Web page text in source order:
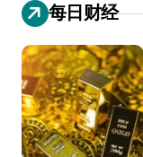
每日财经